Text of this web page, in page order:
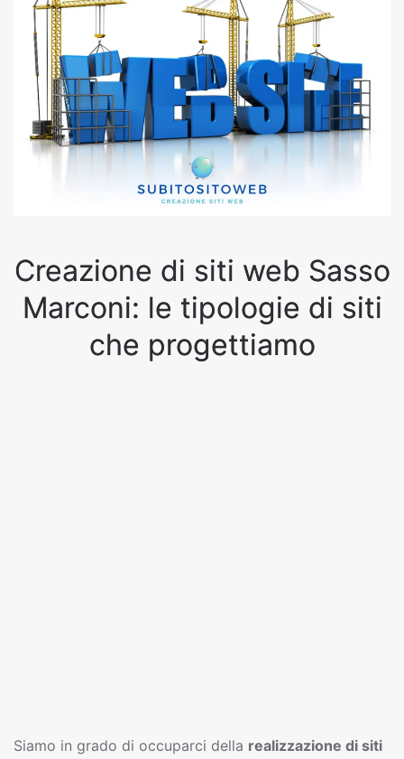
Creazione di siti web Sasso
Marconi: le tipologie di siti
che progettiamo
Siamo in grado di occuparci della realizzazione di siti